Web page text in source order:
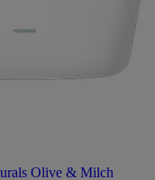
Olive & Milch